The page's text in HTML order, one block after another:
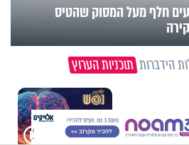
חלף מעל המסוק שהטיס
הידברות תוכניות הערוץ
שבין חוסר